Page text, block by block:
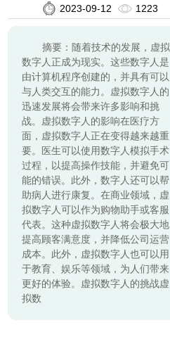
2023-09-12 1223
摘要：随着技术的发展，虚拟
数字人正成为现实。这些数字人是
由计算机程序创建的，并具有可以
与人类交互的能力。虚拟数字人的
迅速发展将会带来许多影响和挑
战。虚拟数字人的影响在医疗方
面，虚拟数字人正在变得越来越重
要。医生可以使用数字人模拟手术
过程，以提高操作技能，并避免可
能的错误。此外，数字人还可以帮
助病人进行康复。在商业领域，虚
拟数字人可以作为购物助手或客服
代表。这种虚拟数字人将会极大地
提高顾客满意度，并降低公司运营
成本。此外，虚拟数字人也可以用
于教育、娱乐等领域，为人们带来
更好的体验。虚拟数字人的挑战虚
拟数